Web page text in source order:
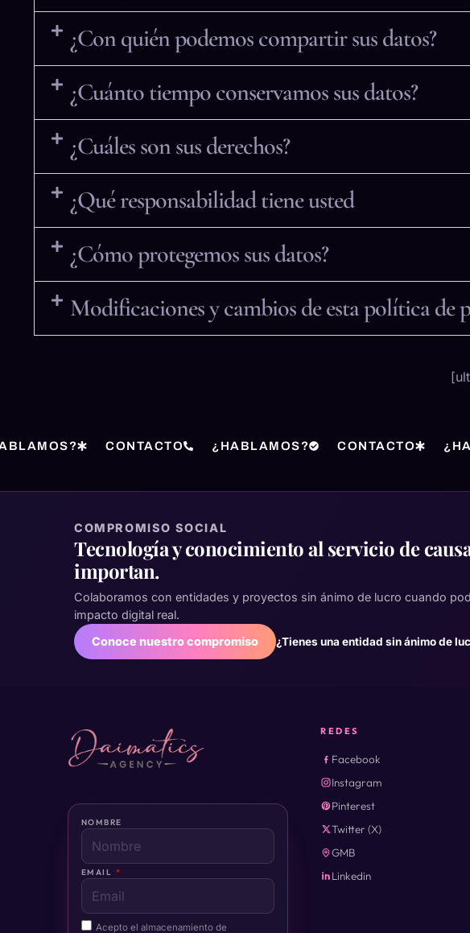
¿Con quién podemos compartir sus datos?
¿Cuánto tiempo conservamos sus datos?
¿Cuáles son sus derechos?
¿Qué responsabilidad tiene usted
¿Cómo protegemos sus datos?
Modificaciones y cambios de esta política de
CONTACTO ¿HABLAMOS? CONTACTO
COMPROMISO SOCIAL
Tecnología y conocimiento al servicio de
importan.
Colaboramos con entidades y proyectos sin ánimo de lucro cuando
impacto digital real.
Conoce nuestro compromiso
¿Tienes una entidad sin ánimo de
NOMBRE
EMAIL
Acepto el almacenamiento de
REDES
Facebook
Instagram
Pinterest
Twitter (X)
GMB
Linkedin